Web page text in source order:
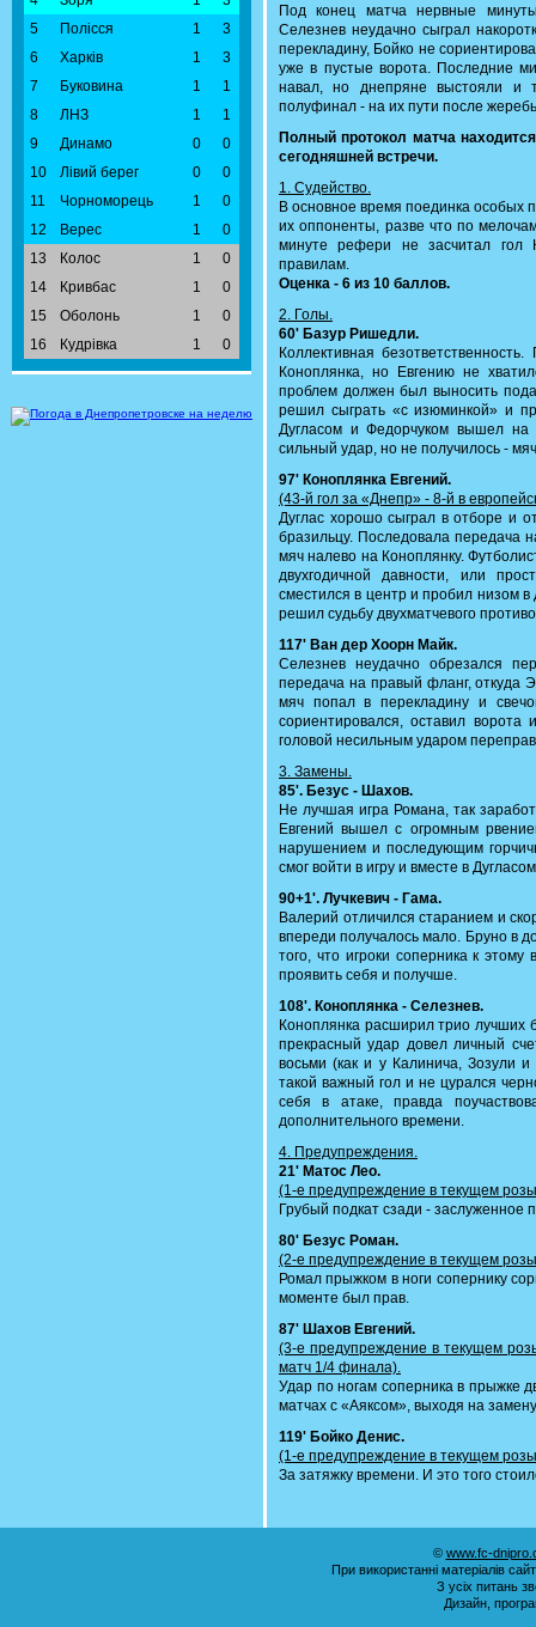
5
Полісся 1
3
6
Харків 1
3
7
Буковина 1
1
8
ЛНЗ 1
1
9
Динамо 0
0
10
Лівий берег 0
0
11
Чорноморець 1
0
12
Верес 1
0
13
Колос 1
0
14
Кривбас 1
0
15
Оболонь 1
0
16
Кудрівка 1 0
Под конец матча нервные
Селезнев неудачно сыграл
перекладину, Бойко не
уже в пустые ворота. Последние
навал, но днепряне выстояли и
полуфинал - на их пути после
Полный протокол матча
сегодняшней встречи.
1. Судейство.
В основное время поединка особых
их оппоненты, разве что по
минуте рефери не засчитал гол
правилам.
Оценка - 6 из 10 баллов.
2. Голы.
60' Базур Ришедли.
Коллективная
Коноплянка, но Евгению не
проблем должен был выносить
решил сыграть «с изюминкой» и
Дугласом и Федорчуком вышел
сильный удар, но не получилось -
97' Коноплянка Евгений.
(43-й гол за «Днепр» - 8-й в
Дуглас хорошо сыграл в отборе и
бразильцу. Последовала передача
мяч налево на Коноплянку.
двухгодичной давности, или
сместился в центр и пробил низом в
решил судьбу двухматчевого
117' Ван дер Хоорн Майк.
Селезнев неудачно обрезался
передача на правый фланг, откуда
мяч попал в перекладину и
сориентировался, оставил
головой несильным ударом
3. Замены.
85'. Безус - Шахов.
Не лучшая игра Романа, так
Евгений вышел с огромным
нарушением и последующим
смог войти в игру и вместе в
90+1'. Лучкевич - Гама.
Валерий отличился старанием и
впереди получалось мало. Бруно в
того, что игроки соперника к
проявить себя и получше.
108'. Коноплянка - Селезнев.
Коноплянка расширил трио лучших
прекрасный удар довел личный
восьми (как и у Калинича, Зозули
такой важный гол и не цурался
себя в атаке, правда
дополнительного времени.
4. Предупреждения.
21' Матос Лео.
(1-е предупреждение в текущем
Грубый подкат сзади - заслуженное
80' Безус Роман.
(2-е предупреждение в текущем
Ромал прыжком в ноги сопернику
моменте был прав.
87' Шахов Евгений.
(3-е предупреждение в текущем
матч 1/4 финала).
Удар по ногам соперника в прыжке
матчах с «Аяксом», выходя на
119' Бойко Денис.
(1-е предупреждение в текущем
За затяжку времени. И это того
© www.fc-
При використанні матеріалів
З усіх питань
Дизайн,